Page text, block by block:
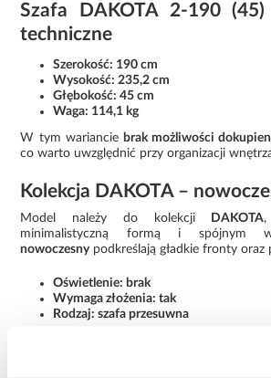
Szafa DAKOTA 2-190
techniczne
Szerokość: 190 cm
Wysokość: 235,2 cm
Głębokość: 45 cm
Waga: 114,1 kg
W tym wariancie brak możliwości
co warto uwzględnić przy organizacji
Kolekcja DAKOTA –
Model należy do kolekcji DAKOTA,
minimalistyczną formą i spójnym
nowoczesny podkreślają gładkie fronty oraz
Oświetlenie: brak
Wymaga złożenia: tak
Rodzaj: szafa przesuwna
Szafa DAKOTA 2-190 (45) kaszmir z
rozwiązanie, które łączy dużą pojemność,